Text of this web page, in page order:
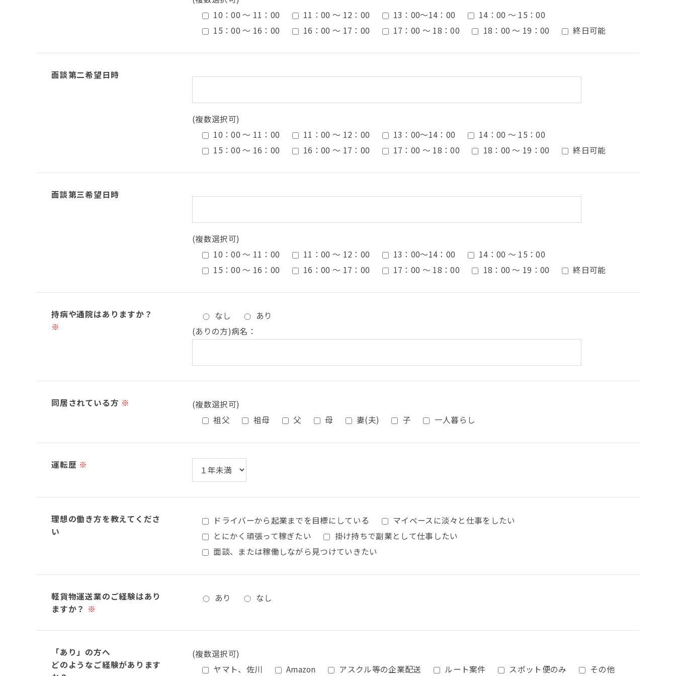
10：00 ～ 11：00
11：00 ～ 12：00 13：00〜14：00
14：00 ～ 15：00
15：00 ～ 16：00
16：00 ～ 17：00 17：00 ～ 18：00 18：00 ～ 19：00 終日可能
面談第二希望日時
(複数選択可)
10：00 ～ 11：00
11：00 ～ 12：00 13：00〜14：00
14：00 ～ 15：00
15：00 ～ 16：00
16：00 ～ 17：00 17：00 ～ 18：00 18：00 ～ 19：00 終日可能
面談第三希望日時
(複数選択可)
10：00 ～ 11：00
11：00 ～ 12：00 13：00〜14：00
14：00 ～ 15：00
15：00 ～ 16：00
16：00 ～ 17：00 17：00 ～ 18：00 18：00 ～ 19：00 終日可能
持病や通院はありますか？
※
なし
あり
(ありの方)病名：
同居されている方 ※
(複数選択可)
祖父
祖母 父 母 妻(夫) 子 一人暮らし
運転歴 ※
理想の働き方を教えてくださ
い
ドライバーから起業までを目標にしている
マイペースに淡々と仕事をしたい
とにかく頑張って稼ぎたい
掛け持ちで副業として仕事したい
面談、または稼働しながら見つけていきたい
軽貨物運送業のご経験はあり
ますか？ ※
あり なし
「あり」の方へ
どのようなご経験があります
(複数選択可)
ヤマト、佐川
Amazon アスクル等の企業配送 ルート案件 スポット便のみ その他